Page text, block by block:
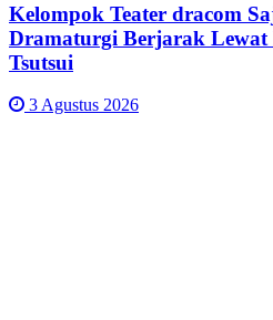
Kelompok Teater dracom
Dramaturgi Berjarak
Tsutsui
3 Agustus 2026